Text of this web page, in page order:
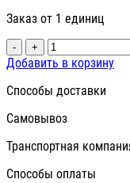
Заказ от 1 единиц
- +
Добавить в корзину
Способы доставки
Самовывоз
Транспортная
Способы оплаты